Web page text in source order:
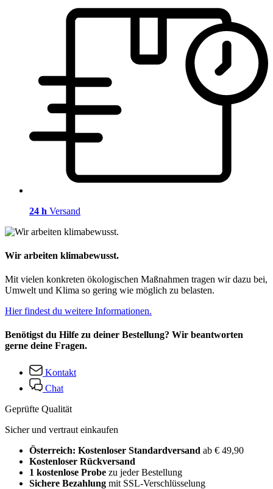
24 h Versand
Wir arbeiten klimabewusst.
Mit vielen konkreten ökologischen Maßnahmen tragen wir dazu bei,
Umwelt und Klima so gering wie möglich zu belasten.
Hier findest du weitere Informationen.
Benötigst du Hilfe zu deiner Bestellung? Wir beantworten
gerne deine Fragen.
Kontakt
Chat
Geprüfte Qualität
Sicher und vertraut einkaufen
Österreich: Kostenloser Standardversand ab € 49,90
Kostenloser Rückversand
1 kostenlose Probe zu jeder Bestellung
Sichere Bezahlung mit SSL-Verschlüsselung